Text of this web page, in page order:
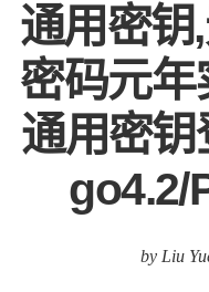
通用密钥
密码元
通用密
go4.2/
by Liu